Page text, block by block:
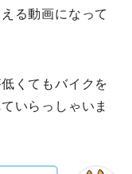
る動画になって
くてもバイクを
いらっしゃいま